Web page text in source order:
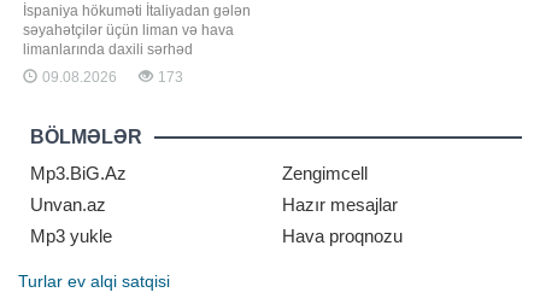
İspaniya hökuməti İtaliyadan gələn
səyahətçilər üçün liman və hava
limanlarında daxili sərhəd
nəzarətini müvəqqəti olaraq tətbiq
etmək qərarına gəlib. bu barədə "El
Nəşrin məlumatına görə, nəzarət
tədbirləri avqustun 8-dən qüvvəyə
minəcək və səyahətçiləri
09.08.2026 173
BÖLMƏLƏR
Mp3.BiG.Az
Zengimcell
Unvan.az
Hazır mesajlar
Mp3 yukle
Hava proqnozu
Turlar ev alqi satqisi